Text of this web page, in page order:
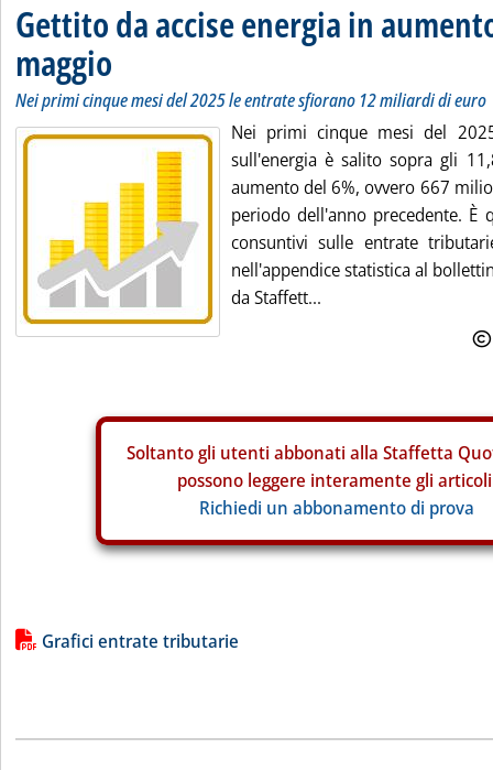
Gettito da accise energia in
maggio
Nei primi cinque mesi del 2025 le entrate sfiorano 12 miliardi di euro
Nei primi cinque mesi del
sull'energia è salito sopra gli
aumento del 6%, ovvero 667
periodo dell'anno precedente. È
consuntivi sulle entrate
nell'appendice statistica al
da Staffett...
Soltanto gli utenti abbonati alla Staffetta
possono leggere interamente gli
Richiedi un abbonamento di prova
Lista allegati PDF alla notizia
Grafici entrate tributarie